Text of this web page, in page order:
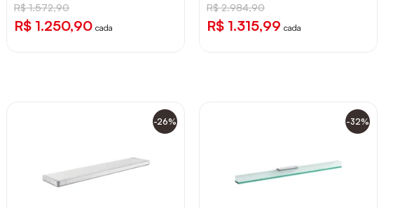
R$ 1.572,90
R$ 1.250,90 cada
R$ 2.984,90
R$ 1.315,99 cada
-26% -32%